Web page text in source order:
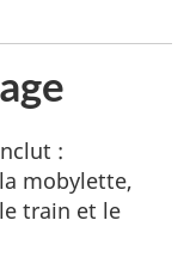
:
mobylette,
train et le
de bas de page